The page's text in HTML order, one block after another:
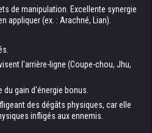
de manipulation. Excellente synergie
appliquer (ex. : Arachné, Lian).
l'arrière-ligne (Coupe-chou, Jhu,
du gain d'énergie bonus.
des dégâts physiques, car elle
infligés aux ennemis.